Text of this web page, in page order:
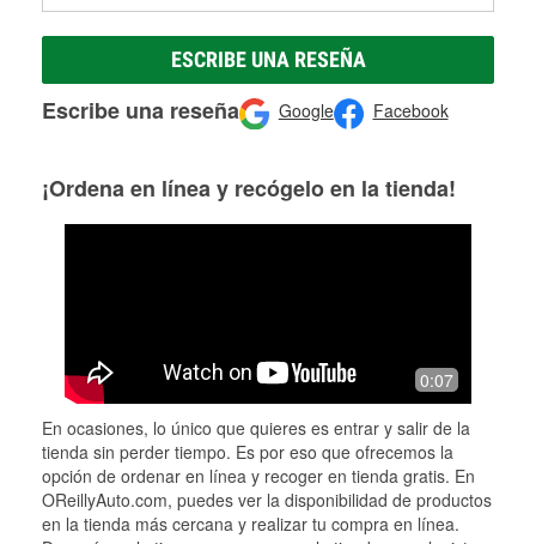
ESCRIBE UNA RESEÑA
Escribe una reseña Google Facebook
¡Ordena en línea y recógelo en la tienda!
0:07
En ocasiones, lo único que quieres es entrar y salir de la
tienda sin perder tiempo. Es por eso que ofrecemos la
opción de ordenar en línea y recoger en tienda gratis. En
OReillyAuto.com, puedes ver la disponibilidad de productos
en la tienda más cercana y realizar tu compra en línea.